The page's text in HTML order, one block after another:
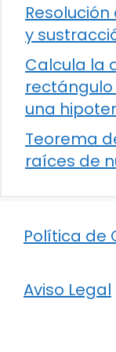
y
Calcula la
rectángulo
una
Teorema
raíces de
Política de
Aviso Legal